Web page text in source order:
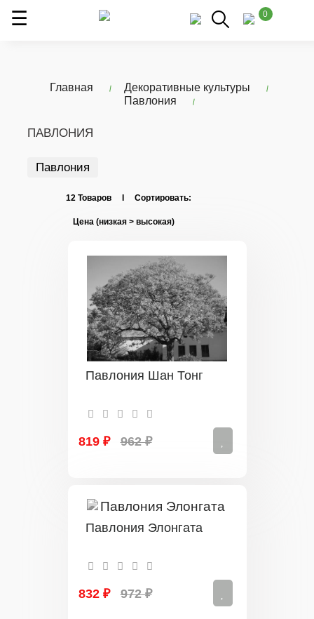
0
Главная
Декоративные культуры
Павлония
ПАВЛОНИЯ
Павлония
12 Товаров I Сортировать:
Павлония Шан Тонг
819 ₽ 962 ₽
Павлония Элонгата
832 ₽ 972 ₽